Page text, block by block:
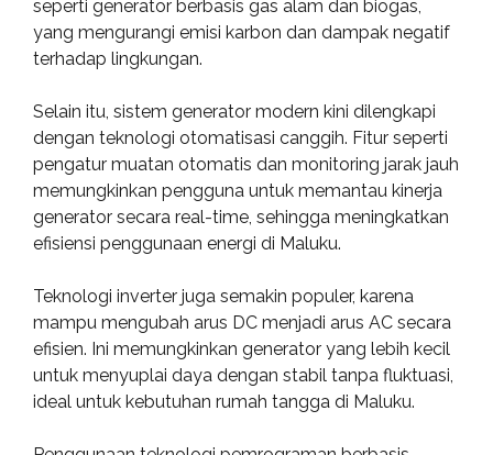
seperti generator berbasis gas alam dan biogas,
yang mengurangi emisi karbon dan dampak negatif
terhadap lingkungan.
Selain itu, sistem generator modern kini dilengkapi
dengan teknologi otomatisasi canggih. Fitur seperti
pengatur muatan otomatis dan monitoring jarak jauh
memungkinkan pengguna untuk memantau kinerja
generator secara real-time, sehingga meningkatkan
efisiensi penggunaan energi di Maluku.
Teknologi inverter juga semakin populer, karena
mampu mengubah arus DC menjadi arus AC secara
efisien. Ini memungkinkan generator yang lebih kecil
untuk menyuplai daya dengan stabil tanpa fluktuasi,
ideal untuk kebutuhan rumah tangga di Maluku.